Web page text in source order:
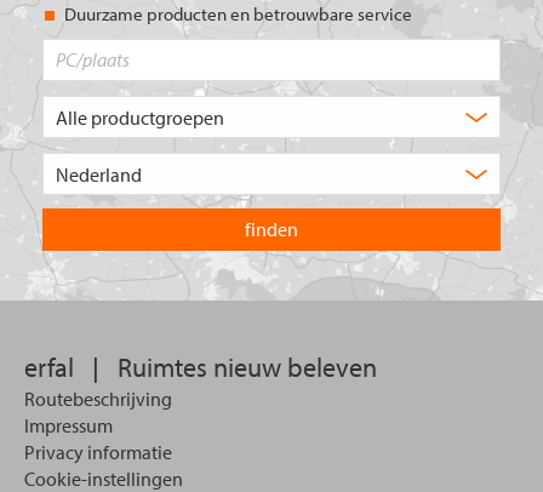
Duurzame producten en betrouwbare service
product
u?
land
waarin
u
wilt
zoeken.
erfal | Ruimtes nieuw beleven
Routebeschrijving
Impressum
Privacy informatie
Cookie-instellingen